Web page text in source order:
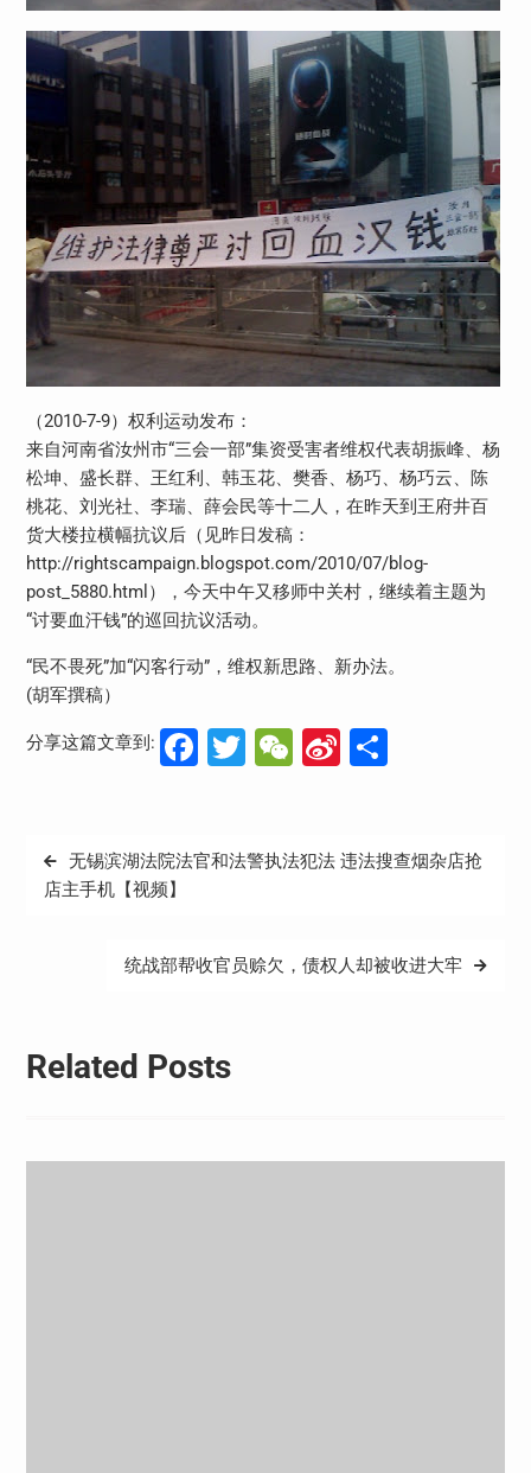
（2010-7-9）权利运动发布：
来自河南省汝州市“三会一部”集资受害者维权代表胡振峰、杨
松坤、盛长群、王红利、韩玉花、樊香、杨巧、杨巧云、陈
桃花、刘光社、李瑞、薛会民等十二人，在昨天到王府井百
货大楼拉横幅抗议后（见昨日发稿：
http://rightscampaign.blogspot.com/2010/07/blog-
post_5880.html），今天中午又移师中关村，继续着主题为
“讨要血汗钱”的巡回抗议活动。
“民不畏死”加“闪客行动”，维权新思路、新办法。
(胡军撰稿）
分享这篇文章到: Facebook
Twitter
WeChat
Sina分
文
章
无锡滨湖法院法官和法警执法犯法 违法搜查烟杂店抢
店主手机【视频】
统战部帮收官员赊欠，债权人却被收进大牢
Related Posts